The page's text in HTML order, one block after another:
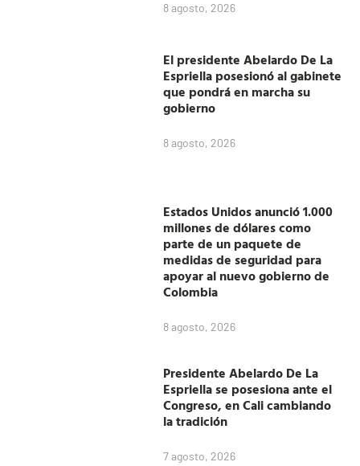
8 agosto, 2026
El presidente Abelardo De La
Espriella posesionó al gabinete
que pondrá en marcha su
gobierno
8 agosto, 2026
Estados Unidos anunció 1.000
millones de dólares como
parte de un paquete de
medidas de seguridad para
apoyar al nuevo gobierno de
Colombia
8 agosto, 2026
Presidente Abelardo De La
Espriella se posesiona ante el
Congreso, en Cali cambiando
la tradición
7 agosto, 2026